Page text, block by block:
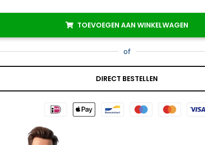
TOEVOEGEN AAN WINKELWAGEN
of
DIRECT BESTELLEN